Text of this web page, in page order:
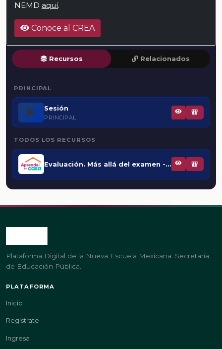
NEMD aquí.
Conoce al CREA
Recursos Relacionados
PRINCIPAL
▶️ Sesión
PRINCIPAL
🎒
TODOS LOS RECURSOS
Evaluación. Más allá del examen - Video para docentes 🎒
Plataforma Digital de la Nueva Escuela Mexicana. Secretaría
de Educación Pública.
PLATAFORMA
Inicio
Regístrate
Ingresa